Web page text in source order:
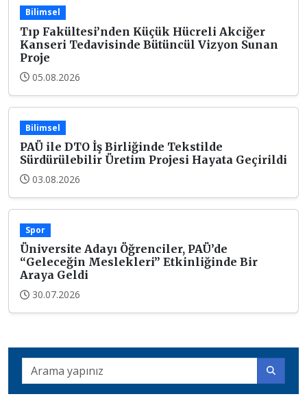
Bilimsel
Tıp Fakültesi’nden Küçük Hücreli Akciğer
Kanseri Tedavisinde Bütüncül Vizyon Sunan
Proje
05.08.2026
Bilimsel
PAÜ ile DTO İş Birliğinde Tekstilde
Sürdürülebilir Üretim Projesi Hayata Geçirildi
03.08.2026
Spor
Üniversite Adayı Öğrenciler, PAÜ’de
“Geleceğin Meslekleri” Etkinliğinde Bir
Araya Geldi
30.07.2026